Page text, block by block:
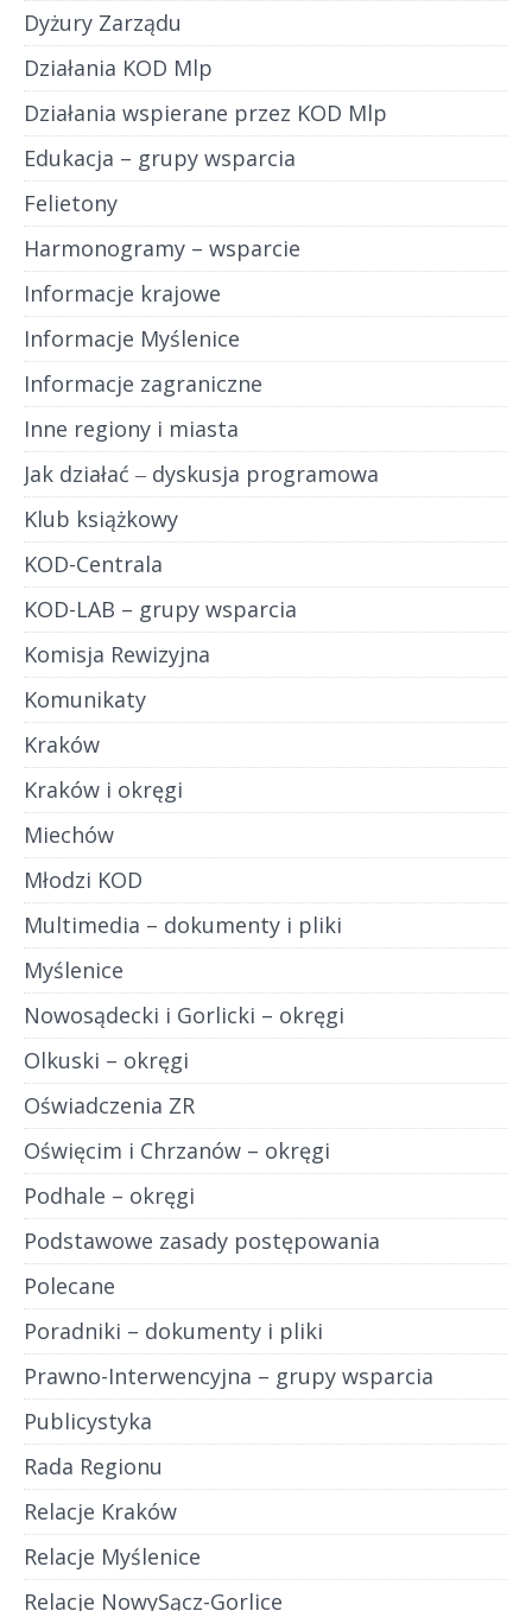
Dyżury Zarządu
Działania KOD Mlp
Działania wspierane przez KOD Mlp
Edukacja – grupy wsparcia
Felietony
Harmonogramy – wsparcie
Informacje krajowe
Informacje Myślenice
Informacje zagraniczne
Inne regiony i miasta
Jak działać ‒ dyskusja programowa
Klub książkowy
KOD-Centrala
KOD-LAB – grupy wsparcia
Komisja Rewizyjna
Komunikaty
Kraków
Kraków i okręgi
Miechów
Młodzi KOD
Multimedia – dokumenty i pliki
Myślenice
Nowosądecki i Gorlicki – okręgi
Olkuski – okręgi
Oświadczenia ZR
Oświęcim i Chrzanów – okręgi
Podhale – okręgi
Podstawowe zasady postępowania
Polecane
Poradniki – dokumenty i pliki
Prawno-Interwencyjna – grupy wsparcia
Publicystyka
Rada Regionu
Relacje Kraków
Relacje Myślenice
Relacje NowySącz-Gorlice